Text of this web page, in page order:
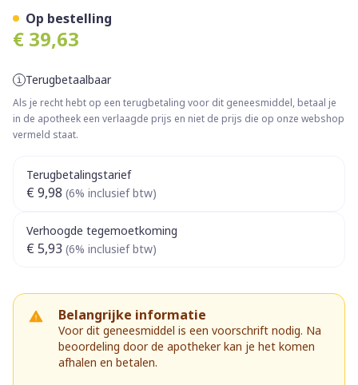
€ 39,63
Terugbetaalbaar
Als je recht hebt op een terugbetaling voor dit geneesmiddel, betaal je
in de apotheek een verlaagde prijs en niet de prijs die op onze webshop
vermeld staat.
Terugbetalingstarief
€ 9,98 (6% inclusief btw)
Verhoogde tegemoetkoming
€ 5,93 (6% inclusief btw)
Belangrijke informatie
Voor dit geneesmiddel is een voorschrift nodig. Na
beoordeling door de apotheker kan je het komen
afhalen en betalen.
Op bestelling